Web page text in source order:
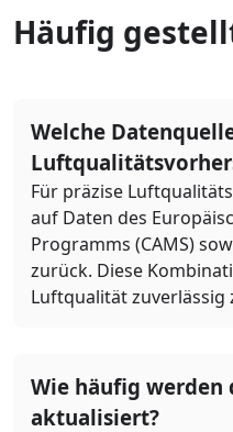
Häufig
Welche
Für präzise
auf Daten des
Programms (CAMS)
zurück. Diese
Luftqualität
Wie häufig
aktualisiert?